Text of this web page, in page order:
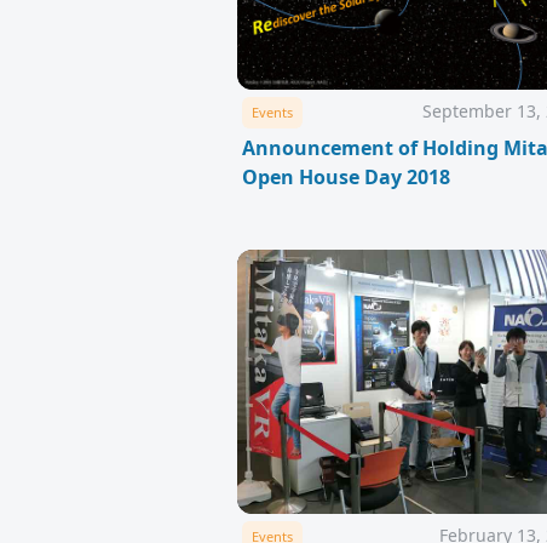
Events September 13,
Announcement of Holding
Open House Day 2018
Events February 13,